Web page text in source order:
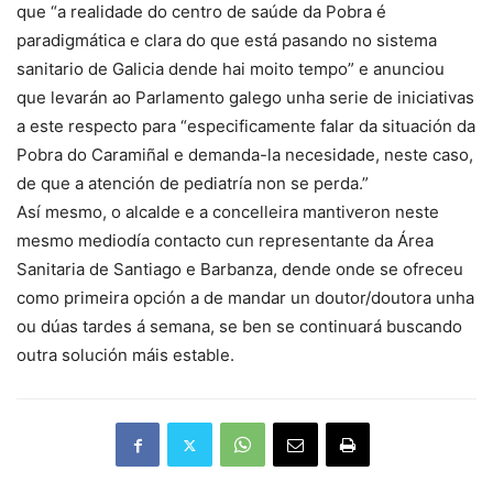
que “a realidade do centro de saúde da Pobra é
paradigmática e clara do que está pasando no sistema
sanitario de Galicia dende hai moito tempo” e anunciou
que levarán ao Parlamento galego unha serie de iniciativas
a este respecto para “especificamente falar da situación da
Pobra do Caramiñal e demanda-la necesidade, neste caso,
de que a atención de pediatría non se perda.”
Así mesmo, o alcalde e a concelleira mantiveron neste
mesmo mediodía contacto cun representante da Área
Sanitaria de Santiago e Barbanza, dende onde se ofreceu
como primeira opción a de mandar un doutor/doutora unha
ou dúas tardes á semana, se ben se continuará buscando
outra solución máis estable.